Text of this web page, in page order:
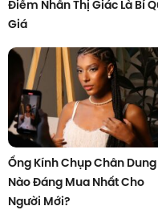
Điểm Nhấn Thị Giác Là Bí
Giá
Ống Kính Chụp Chân Dung
Nào Đáng Mua Nhất Cho
Người Mới?